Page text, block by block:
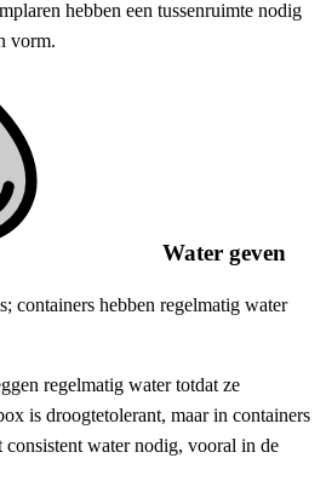
hebben een tussenruimte nodig
vorm.
Water geven
containers hebben regelmatig water
regelmatig water totdat ze
is droogtetolerant, maar in containers
consistent water nodig, vooral in de